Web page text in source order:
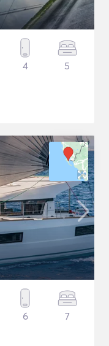
4 5
6 7